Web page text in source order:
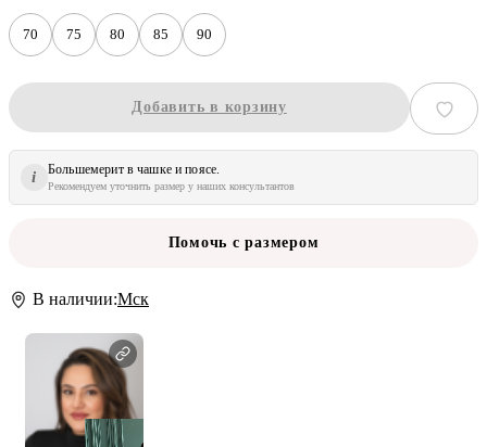
70 75 80 85 90
Добавить в корзину
i Большемерит в чашке и поясе.
Рекомендуем уточнить размер у наших консультантов
Помочь с размером
В наличии:Мск